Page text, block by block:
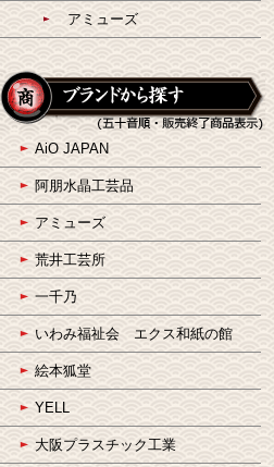
アミューズ
AiO JAPAN
阿朋水晶工芸品
アミューズ
荒井工芸所
一千乃
いわみ福祉会 エクス和紙の館
絵本狐堂
YELL
大阪プラスチック工業